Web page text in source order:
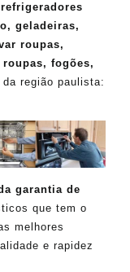
geladeiras,
roupas,
fogões,
região paulista:
garantia de
que tem o
melhores
e rapidez